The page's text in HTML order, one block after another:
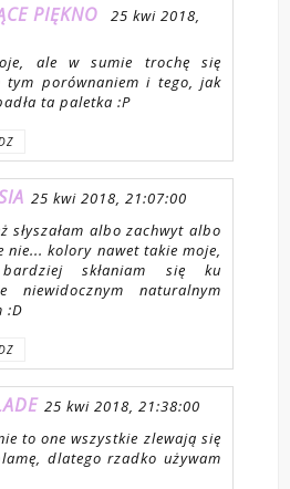
PIĘKNO 25 kwi 2018,
ale w sumie trochę się
tym porównaniem i tego, jak
ta paletka :P
25 kwi 2018, 21:07:00
słyszałam albo zachwyt albo
nie... kolory nawet takie moje,
skłaniam się ku
niewidocznym naturalnym
:D
25 kwi 2018, 21:38:00
to one wszystkie zlewają się
dlatego rzadko używam